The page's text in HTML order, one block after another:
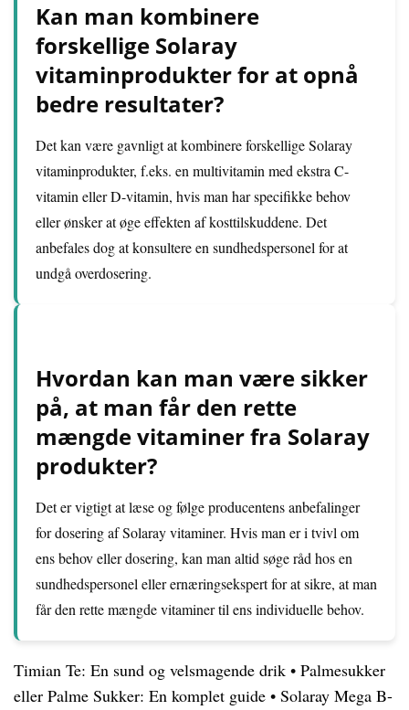
Kan man kombinere
forskellige Solaray
vitaminprodukter for at opnå
bedre resultater?
Det kan være gavnligt at kombinere forskellige Solaray
vitaminprodukter, f.eks. en multivitamin med ekstra C-
vitamin eller D-vitamin, hvis man har specifikke behov
eller ønsker at øge effekten af kosttilskuddene. Det
anbefales dog at konsultere en sundhedspersonel for at
undgå overdosering.
Hvordan kan man være sikker
på, at man får den rette
mængde vitaminer fra Solaray
produkter?
Det er vigtigt at læse og følge producentens anbefalinger
for dosering af Solaray vitaminer. Hvis man er i tvivl om
ens behov eller dosering, kan man altid søge råd hos en
sundhedspersonel eller ernæringsekspert for at sikre, at man
får den rette mængde vitaminer til ens individuelle behov.
Timian Te: En sund og velsmagende drik • Palmesukker
eller Palme Sukker: En komplet guide • Solaray Mega B-